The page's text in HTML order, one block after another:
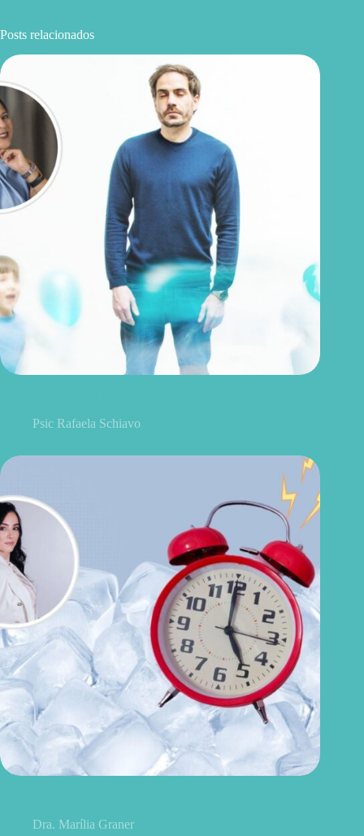
Posts relacionados
Psic Rafaela Schiavo
Dra. Marília Graner